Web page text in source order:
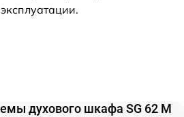
духового шкафа SG 62 M